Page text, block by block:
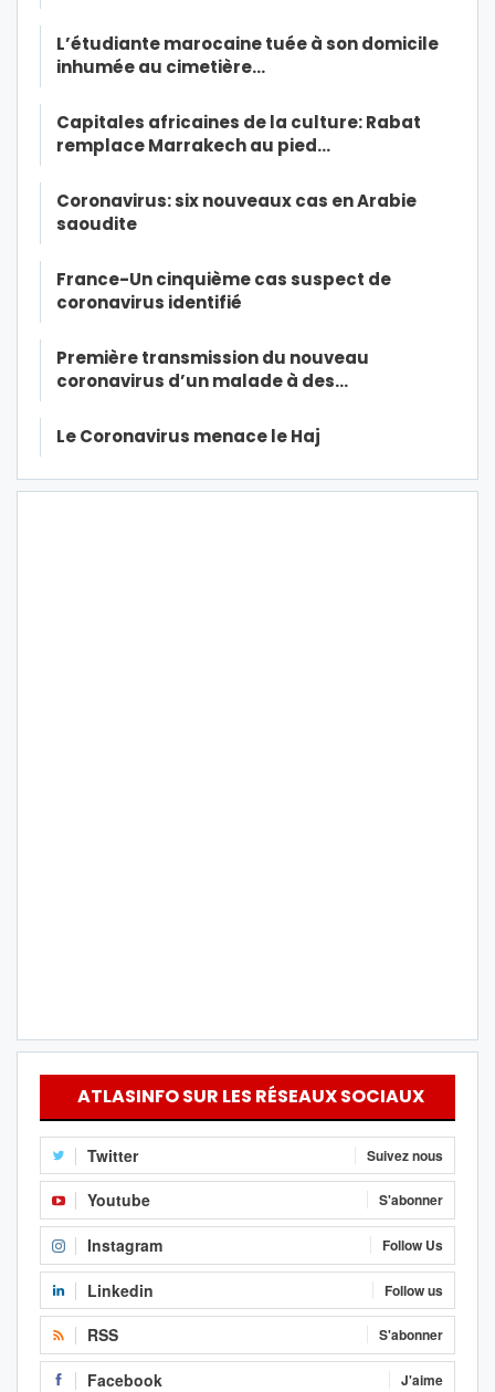
L’étudiante marocaine tuée à son domicile
inhumée au cimetière…
Capitales africaines de la culture: Rabat
remplace Marrakech au pied…
Coronavirus: six nouveaux cas en Arabie
saoudite
France-Un cinquième cas suspect de
coronavirus identifié
Première transmission du nouveau
coronavirus d’un malade à des…
Le Coronavirus menace le Haj
ATLASINFO SUR LES RÉSEAUX SOCIAUX
Twitter Suivez nous
Youtube S'abonner
Instagram Follow Us
Linkedin Follow us
RSS S'abonner
Facebook J'aime